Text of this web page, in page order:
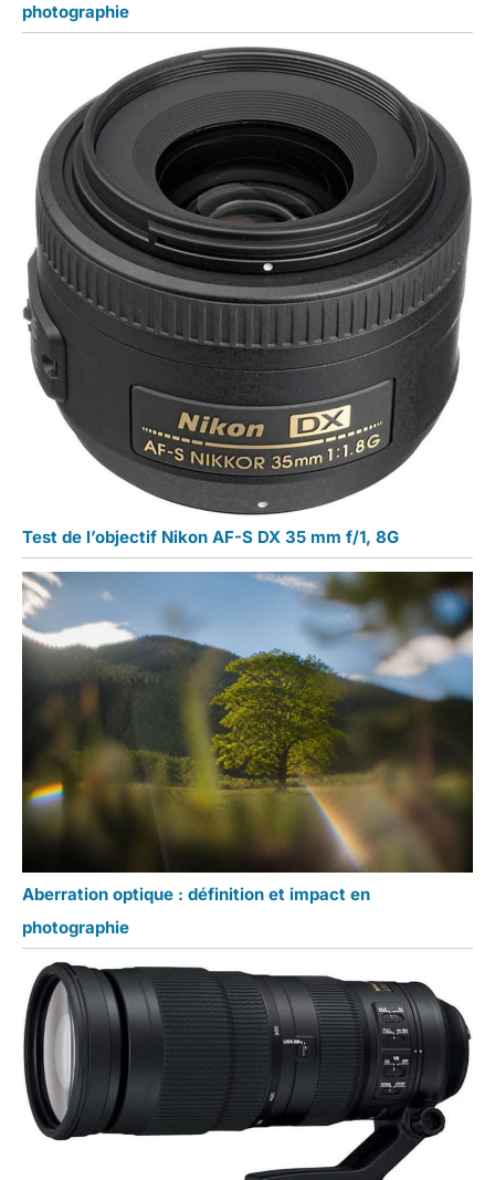
photographie
Test de l’objectif Nikon AF-S DX 35 mm f/1, 8G
Aberration optique : définition et impact en
photographie